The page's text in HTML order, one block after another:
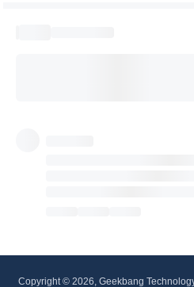
Copyright © 2026, Geekbang